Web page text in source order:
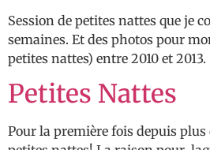
Session de petites nattes que je
semaines. Et des photos pour
petites nattes) entre 2010 et 2013.
Petites Nattes
Pour la première fois depuis plus